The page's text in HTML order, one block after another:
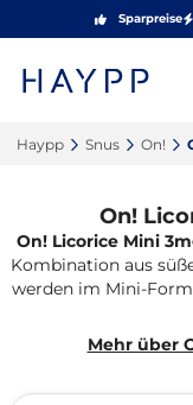
Sparpreise
Haypp‎ Snus‎ On!‎
On!
On! Licorice Mini
Kombination aus
werden im Mini-
Mehr über